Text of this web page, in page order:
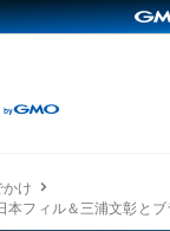
け
本フィル＆三浦文彰と